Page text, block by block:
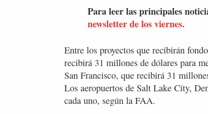
Para leer las principales
newsletter de los viernes.
Entre los proyectos que recibirán
recibirá 31 millones de dólares para
San Francisco, que recibirá 31
Los aeropuertos de Salt Lake City,
cada uno, según la FAA.